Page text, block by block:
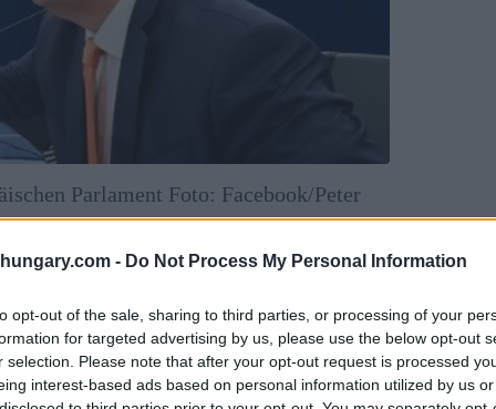
- Do Not Process My Personal Information
opt-out of the sale, sharing to third parties, or processing of your
for targeted advertising by us, please use the below opt-out
selection. Please note that after your opt-out request is processed
interest-based ads based on personal information utilized by us
Parlament Foto: Facebook/Peter
Parlamentskandidaten intensivieren und
Familien und unseres Landes”, sagte er und
entsprechend ihren Fähigkeiten finanziell
werde “jeden Ungarn gleichberechtigt vertreten,